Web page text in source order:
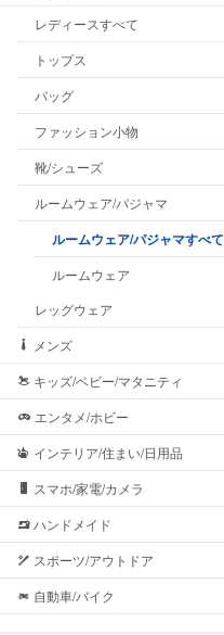
レディースすべて
トップス
バッグ
ファッション小物
靴/シューズ
ルームウェア/パジャマ
ルームウェア/パジャマすべて
ルームウェア
レッグウェア
メンズ
キッズ/ベビー/マタニティ
エンタメ/ホビー
インテリア/住まい/日用品
スマホ/家電/カメラ
ハンドメイド
スポーツ/アウトドア
自動車/バイク